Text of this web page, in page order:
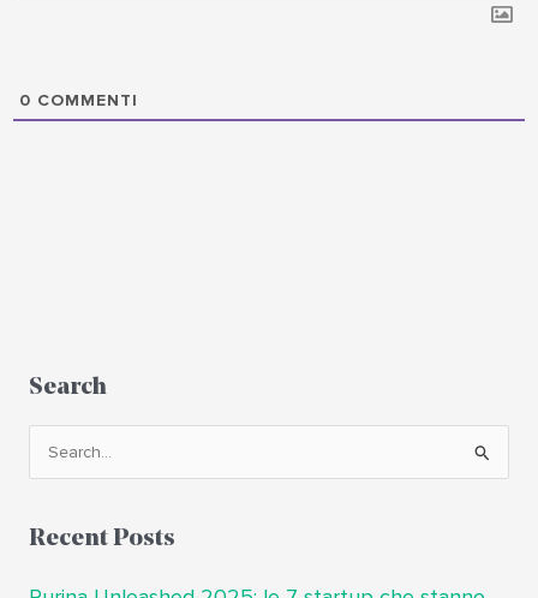
0 COMMENTI
Search
r
a
Recent Posts